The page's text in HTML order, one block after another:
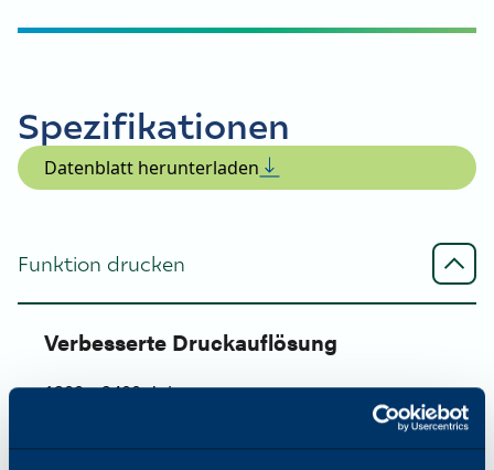
Spezifikationen
Datenblatt herunterladen
Funktion drucken
Verbesserte Druckauflösung
1200 x 2400 dpi